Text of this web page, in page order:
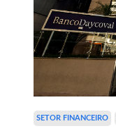
SETOR FINANCEIRO